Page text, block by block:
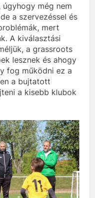
még nem
a szervezéssel és
mert
A kiválasztási
a grassroots
lesznek és ahogy
fog működni ez a
a bujtatott
a kisebb klubok